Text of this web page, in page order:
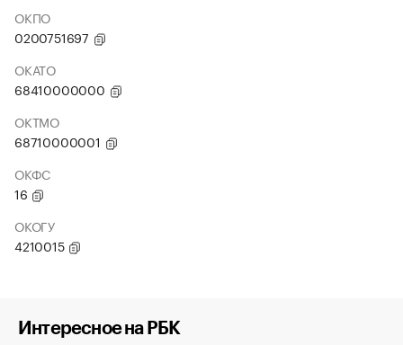
ОКПО
0200751697
ОКАТО
68410000000
ОКТМО
68710000001
ОКФС
16
ОКОГУ
4210015
Интересное на РБК